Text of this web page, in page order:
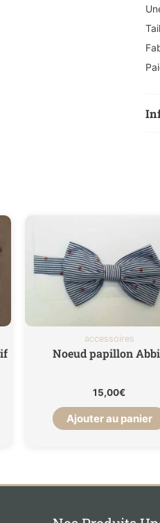
accessoires
Noeud papillon
15,00€
Ajouter au panier